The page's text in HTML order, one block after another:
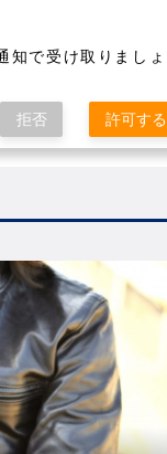
知で受け取りましょ
拒否 許可する